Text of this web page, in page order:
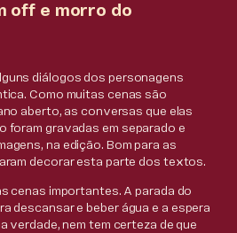
off e morro do
diálogos dos personagens
Como muitas cenas são
aberto, as conversas que elas
foram gravadas em separado e
na edição. Bom para as
decorar esta parte dos textos.
cenas importantes. A parada do
descansar e beber água e a espera
verdade, nem tem certeza de que